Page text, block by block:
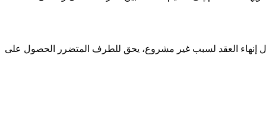
حال إنهاء العقد لسبب غير مشروع، يحق للطرف المتضرر الحصول على